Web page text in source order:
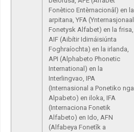
Fonètico Entèrnacionâl) en la
arpitana, YFA (Ynternasjonaal
Fonetysk Alfabet) en la frisa,
AIF (Aibítir Idirnáisiúnta
Foghraíochta) en la irlanda,
API (Alphabeto Phonetic
International) en la
Interlingvao, IPA
(Internasional a Ponetiko nga
Alpabeto) en iloka, IFA
(Internaciona Fonetik
Alfabeto) en Ido, AFN
(Alfabeya Fonetîk a